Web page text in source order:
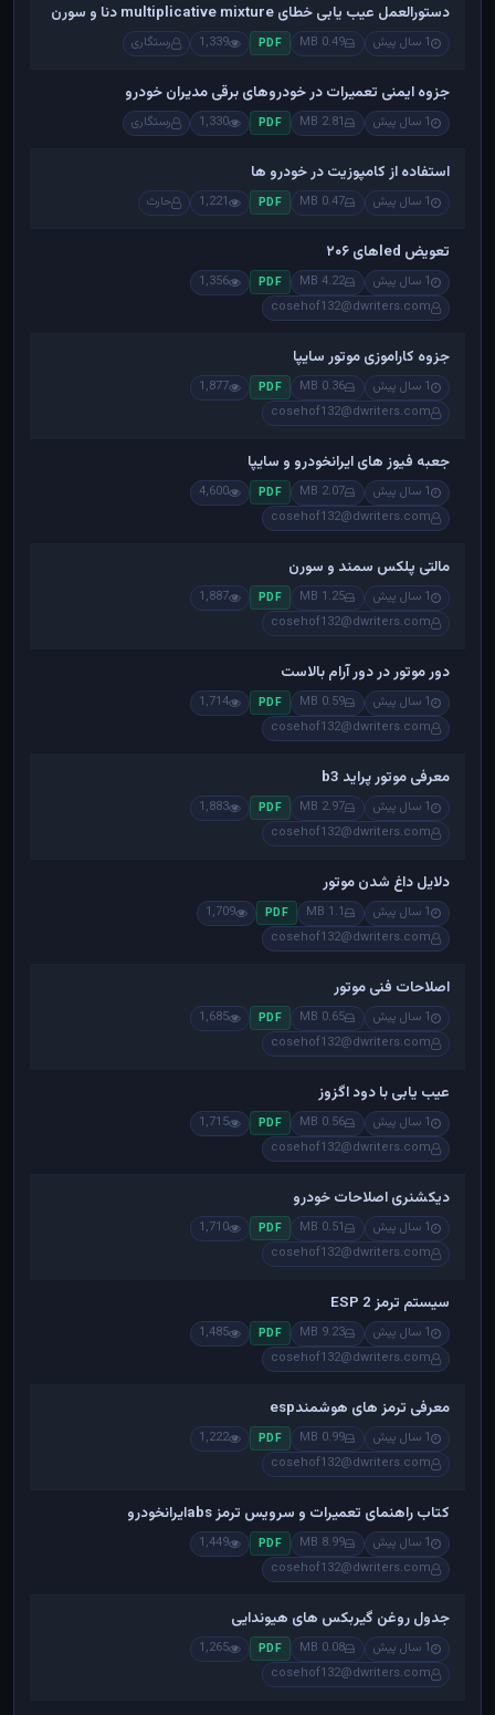
دستورالعمل عیب یابی خطای multiplicative mixture دنا و سورن
1 سال پیش 0.49 MB
PDF
1,339 رستگاری
جزوه ایمنی تعمیرات در خودروهای برقی مدیران خودرو
1 سال پیش 2.81 MB
PDF
1,330 رستگاری
استفاده از کامپوزیت در خودرو ها
1 سال پیش 0.47 MB
PDF
1,221 حارث
تعویض ledهای ۲۰۶
1 سال پیش 4.22 MB
PDF
1,356
cosehof132@dwriters.com
جزوه کاراموزی موتور سایپا
1 سال پیش 0.36 MB
PDF
1,877
cosehof132@dwriters.com
جعبه فیوز های ایرانخودرو و سایپا
1 سال پیش 2.07 MB
PDF
4,600
cosehof132@dwriters.com
مالتی پلکس سمند و سورن
1 سال پیش 1.25 MB
PDF
1,887
cosehof132@dwriters.com
دور موتور در دور آرام بالاست
1 سال پیش 0.59 MB
PDF
1,714
cosehof132@dwriters.com
معرفی موتور پراید b3
1 سال پیش 2.97 MB
PDF
1,883
cosehof132@dwriters.com
دلایل داغ شدن موتور
1 سال پیش 1.1 MB
PDF
1,709
cosehof132@dwriters.com
اصلاحات فنی موتور
1 سال پیش 0.65 MB
PDF
1,685
cosehof132@dwriters.com
عیب یابی با دود اگزوز
1 سال پیش 0.56 MB
PDF
1,715
cosehof132@dwriters.com
دیکشنری اصلاحات خودرو
1 سال پیش 0.51 MB
PDF
1,710
cosehof132@dwriters.com
سیستم ترمز ESP 2
1 سال پیش 9.23 MB
PDF
1,485
cosehof132@dwriters.com
معرفی ترمز های هوشمندesp
1 سال پیش 0.99 MB
PDF
1,222
cosehof132@dwriters.com
کتاب راهنمای تعمیرات و سرویس ترمز absایرانخودرو
1 سال پیش 8.99 MB
PDF
1,449
cosehof132@dwriters.com
جدول روغن گیربکس های هیوندایی
1 سال پیش 0.08 MB
PDF
1,265
cosehof132@dwriters.com